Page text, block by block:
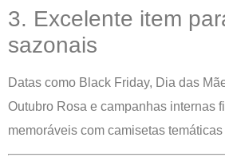
3. Excelente item
sazonais
Datas como Black Friday, Dia das
Outubro Rosa e campanhas internas
memoráveis com camisetas